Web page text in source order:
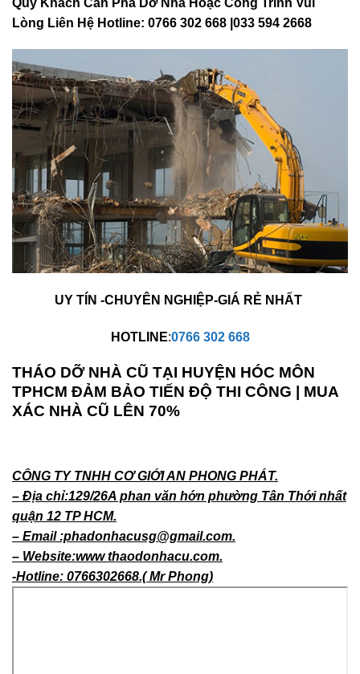
Quý Khách Cần Phá Dỡ Nhà Hoạc Công Trình Vui
Lòng Liên Hệ Hotline: 0766 302 668 |033 594 2668
UY TÍN -CHUYÊN NGHIỆP-GIÁ RẺ NHẤT
HOTLINE:0766 302 668
THÁO DỠ NHÀ CŨ TẠI HUYỆN HÓC MÔN
TPHCM ĐẢM BẢO TIẾN ĐỘ THI CÔNG | MUA
XÁC NHÀ CŨ LÊN 70%
CÔNG TY TNHH CƠ GIỚI AN PHONG PHÁT.
– Địa chỉ:129/26A phan văn hớn phường Tân Thới nhất
quận 12 TP HCM.
– Email :phadonhacusg@gmail.com.
– Website:www thaodonhacu.com.
-Hotline: 0766302668.( Mr Phong)